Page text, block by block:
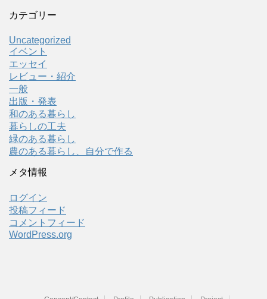
カテゴリー
Uncategorized
イベント
エッセイ
レビュー・紹介
一般
出版・発表
和のある暮らし
暮らしの工夫
緑のある暮らし
農のある暮らし、自分で作る
メタ情報
ログイン
投稿フィード
コメントフィード
WordPress.org